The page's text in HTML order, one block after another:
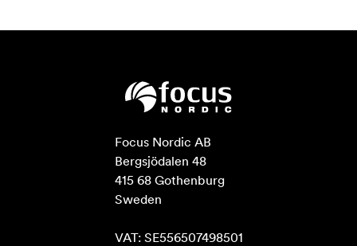
Focus Nordic AB
Bergsjödalen 48
415 68 Gothenburg
Sweden
VAT: SE556507498501